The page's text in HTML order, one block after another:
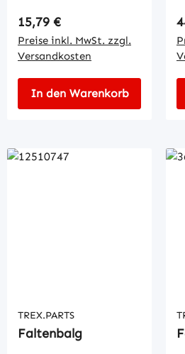
Regulärer Preis:
15,79 €
Preise inkl. MwSt. zzgl.
Versandkosten
In den Warenkorb
TREX.PARTS
Faltenbalg